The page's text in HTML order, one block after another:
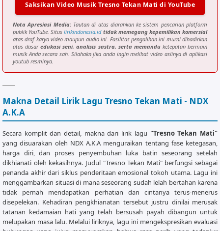
neng atimu
[Rap Verse 1]
Nganti tok duake aku lilo
Wis kulino bab ngampet loro
Em
Raono kata pisah percoyo o endinge indah
Kelangan koe aku jelas ngamuk
C
Mlaku tanpo koe ati remuk
Tak pasrahke gusti kabeh takdirku
G
Dongaku ora pedot yo mung dinggo sliramu
F                G
Saksikan Video Musik Tresno Tekan Mati di YouTube
Nota Apresiasi Media:Tautan di atas diarahkan ke sistem pencarian platform
publik YouTube. Situslirikindonesia.id tidak memegang kepemilikan komersial
atas draf karya video maupun audio ini. Fasilitas pengalihan ini murni dihadirkan
atas dasaredukasi seni, analisis sastra, serta memanduketepatan bermain
musik Anda secara sah. Silahakn jika anda ingin melihat video aslinya di aplikasi
youtub resminya.
Makna Detail Lirik Lagu Tresno Tekan Mati - NDX
A.K.A
Secara komplit dan detail, makna dari lirik lagu "Tresno Tekan Mati"
yang disuarakan oleh NDX A.K.A menguraikan tentang fase ketegasan,
harga diri, dan proses penyembuhan luka batin seseorang setelah
dikhianati oleh kekasihnya. Judul "Tresno Tekan Mati" berfungsi sebagai
penanda akhir dari siklus penderitaan emosional tokoh utama. Lagu ini
menggambarkan situasi di mana seseorang sudah lelah bertahan karena
tidak pernah mendapatkan perhatian dan cintanya terus-menerus
disepelekan. Kehadiran pengkhianatan tersebut justru dinilai merusak
tatanan kedamaian hati yang telah bersusah payah dibangun untuk
melupakan masa lalu. Melalui liriknya, lagu ini mengekspresikan evaluasi